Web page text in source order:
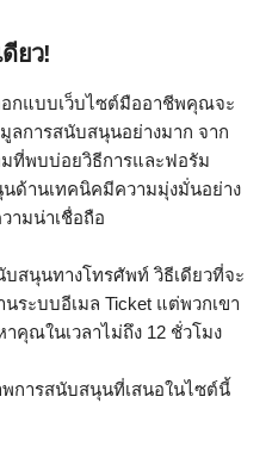
ยว!
กแบบเว็บไซต์มืออาชีพคุณจะ
การสนับสนุนอย่างมาก จาก
ที่พบบ่อยวิธีการและฟอรัม
ด้านเทคนิคมีความมุ่งมั่นอย่าง
ามน่าเชื่อถือ
สนุนทางโทรศัพท์ วิธีเดียวที่จะ
ระบบอีเมล Ticket แต่พวกเขา
คุณในเวลาไม่ถึง 12 ชั่วโมง
ารสนับสนุนที่เสนอในไซต์นี้